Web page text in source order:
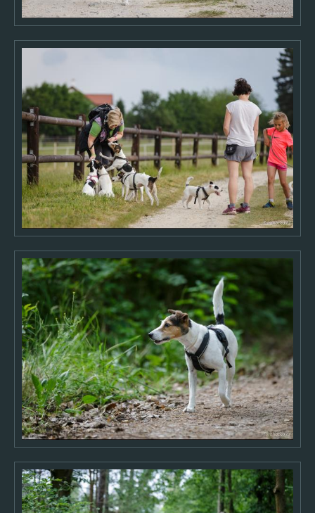
2022
2021
2020
2019
2018
2017
2016
2015
2014
2013
2012
2011
2010
2009
2008
2007
2006
2005